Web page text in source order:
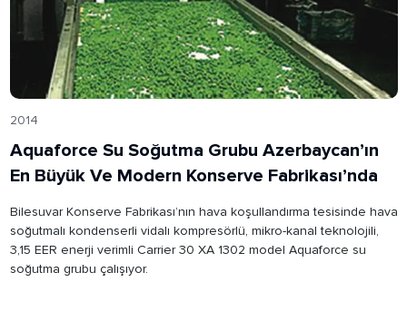
2014
Aquaforce Su Soğutma Grubu Azerbaycan’ın
En Büyük Ve Modern Konserve Fabrikası’nda
Bilesuvar Konserve Fabrikası’nın hava koşullandırma tesisinde hava
soğutmalı kondenserli vidalı kompresörlü, mikro-kanal teknolojili,
3,15 EER enerji verimli Carrier 30 XA 1302 model Aquaforce su
soğutma grubu çalışıyor.